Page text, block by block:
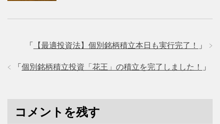
「 【最適投資法】個別銘柄積立本日も実行完了！ 」
「 個別銘柄積立投資「花王」の積立を完了しました！ 」
コメントを残す